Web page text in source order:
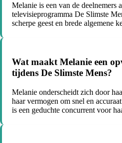
Melanie is een van de deelnemers
televisieprogramma De Slimste
scherpe geest en brede algemene
Wat maakt Melanie een
tijdens De Slimste Mens?
Melanie onderscheidt zich door
haar vermogen om snel en
is een geduchte concurrent voor